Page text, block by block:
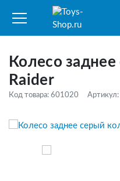
Колесо
Raider
Код товара: 601020